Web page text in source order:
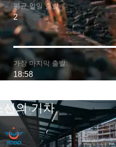
평균 일일 출발:
2
가장 마지막 출발:
18:58
선의 기차